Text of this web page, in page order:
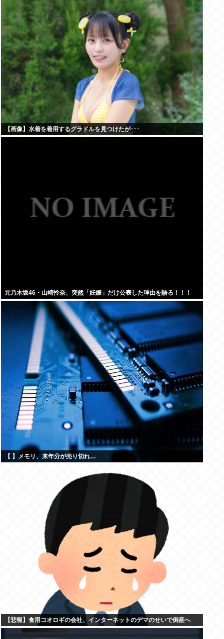
【画像】水着を着用するグラドルを見つけたが･･･
元乃木坂46・山崎怜奈、突然「妊娠」だけ公表した理由を語る！！！
【 】メモリ、来年分が売り切れ…
【悲報】食用コオロギの会社、インターネットのデマのせいで倒産へ